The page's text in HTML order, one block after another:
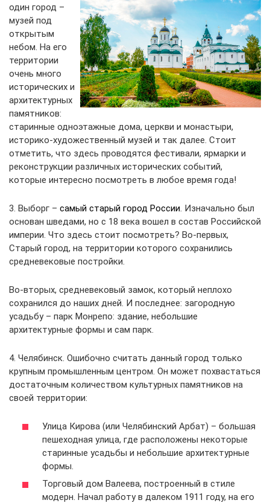
один город –
музей под
открытым
небом. На его
территории
очень много
исторических и
архитектурных
памятников:
старинные одноэтажные дома, церкви и монастыри,
историко-художественный музей и так далее. Стоит
отметить, что здесь проводятся фестивали, ярмарки и
реконструкции различных исторических событий,
которые интересно посмотреть в любое время года!
3. Выборг – самый старый город России . Изначально был
основан шведами, но с 18 века вошел в состав Российской
империи. Что здесь стоит посмотреть? Во-первых,
Старый город, на территории которого сохранились
средневековые постройки.
Во-вторых, средневековый замок, который неплохо
сохранился до наших дней. И последнее: загородную
усадьбу – парк Монрепо: здание, небольшие
архитектурные формы и сам парк.
4. Челябинск. Ошибочно считать данный город только
крупным промышленным центром. Он может похвастаться
достаточным количеством культурных памятников на
своей территории:
Улица Кирова (или Челябинский Арбат) – большая
пешеходная улица, где расположены некоторые
старинные усадьбы и небольшие архитектурные
формы.
Торговый дом Валеева, построенный в стиле
модерн. Начал работу в далеком 1911 году, на его